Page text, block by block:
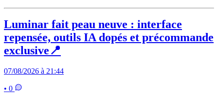
Luminar fait peau neuve : interface
repensée, outils IA dopés et précommande
exclusive📍
07/08/2026 à 21:44
• 0